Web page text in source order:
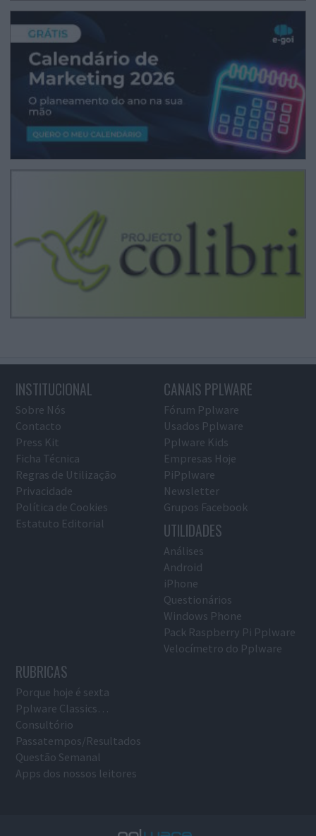
INSTITUCIONAL
Sobre Nós
Contacto
Press Kit
Ficha Técnica
Regras de Utilização
Privacidade
Política de Cookies
Estatuto Editorial
CANAIS PPLWARE
Fórum Pplware
Usados Pplware
Pplware Kids
Empresas Hoje
PiPplware
Newsletter
Grupos Facebook
UTILIDADES
Análises
Android
iPhone
Questionários
Windows Phone
Pack Raspberry Pi Pplware
Velocímetro do Pplware
RUBRICAS
Porque hoje é sexta
Pplware Classics…
Consultório
Passatempos/Resultados
Questão Semanal
Apps dos nossos leitores